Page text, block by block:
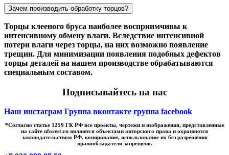
Зачем производить обработку торцов?
Торцы клееного бруса наиболее восприимчивы к
интенсивному обмену влаги. Вследствие интенсивной
потери влаги через торцы, на них возможно появление
трещин. Для минимизации появления подобных дефектов
торцы деталей на нашем производстве обрабатываются
специальным составом.
Подписывайтесь на нас
Наш инстаграм Группа вконтакте группа facebook
*Cогласно статье 1259 ГК РФ все проекты, чертежи и изображения, представленные
на сайте nforest.ru являются объектами авторского права и охраняются
законодательством РФ. копирование, использование их без разрешения
правообладателя запрещено.